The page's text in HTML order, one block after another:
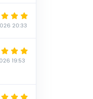
20:33
19:53